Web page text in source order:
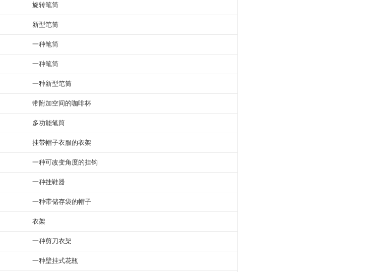
旋转笔筒
新型笔筒
一种笔筒
一种笔筒
一种新型笔筒
带附加空间的咖啡杯
多功能笔筒
挂带帽子衣服的衣架
一种可改变角度的挂钩
一种挂鞋器
一种带储存袋的帽子
衣架
一种剪刀衣架
一种壁挂式花瓶